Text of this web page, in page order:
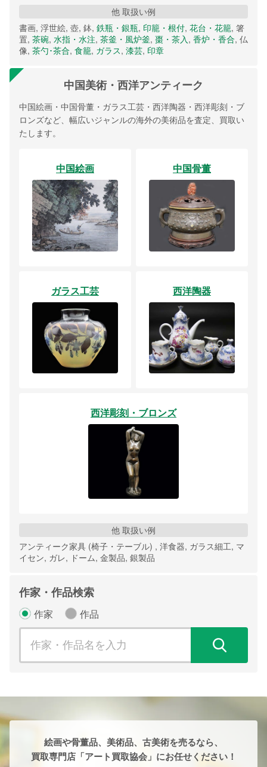
他 取扱い例
書画, 浮世絵, 壺, 鉢, 鉄瓶・銀瓶, 印籠・根付, 花台・花籠, 箸
置, 茶碗, 水指・水注, 茶釜・風炉釜, 棗・茶入, 香炉・香合, 仏
像, 茶勺･茶合, 食籠, ガラス, 漆芸, 印章
中国美術・西洋アンティーク
中国絵画・中国骨董・ガラス工芸・西洋陶器・西洋彫刻・ブ
ロンズなど、幅広いジャンルの海外の美術品を査定、買取い
たします。
中国絵画 中国骨董
ガラス工芸 西洋陶器
西洋彫刻・ブロンズ
他 取扱い例
アンティーク家具 (椅子・テーブル) , 洋食器, ガラス細工, マ
イセン, ガレ, ドーム, 金製品, 銀製品
作家・作品検索
作家 作品
絵画や骨董品、美術品、古美術を売るなら、
買取専門店「アート買取協会」にお任せください！